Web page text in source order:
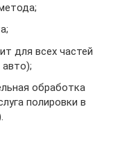
для всех частей
обработка
полировки в